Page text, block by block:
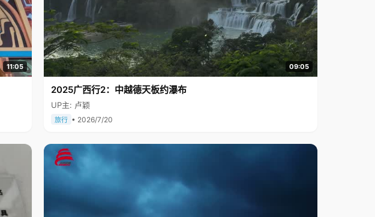
11:05 09:05
2025广西行2：中越德天板约瀑布
UP主: 卢颖
旅行 • 2026/7/20